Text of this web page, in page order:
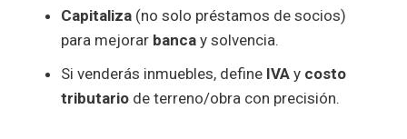
Capitaliza(no solo préstamos de socios)
para mejorar bancay solvencia.
Si venderás inmuebles, define IVAy costo
tributariode terreno/obra con precisión.